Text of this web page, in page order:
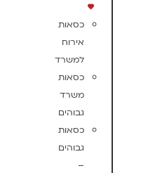
כסאות
אירוח
למשרד
כסאות
משרד
גבוהים
כסאות
גבוהים
–